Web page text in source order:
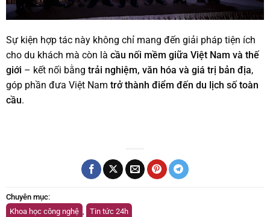
Sự kiện hợp tác này không chỉ mang đến giải pháp tiện ích
cho du khách mà còn là cầu nối mềm giữa Việt Nam và thế
giới – kết nối bằng trải nghiệm, văn hóa và giá trị bản địa,
góp phần đưa Việt Nam trở thành điểm đến du lịch số toàn
cầu.
Chuyên mục:
Khoa học công nghệ , Tin tức 24h